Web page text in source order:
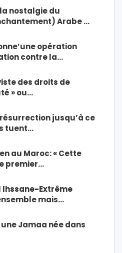
nostalgie du
Arabe …
opération
contre la…
des droits de
» ou…
jusqu’à ce
tuent…
au Maroc: « Cette
premier…
Ihssane-Extrême
mais…
Jamaa née dans